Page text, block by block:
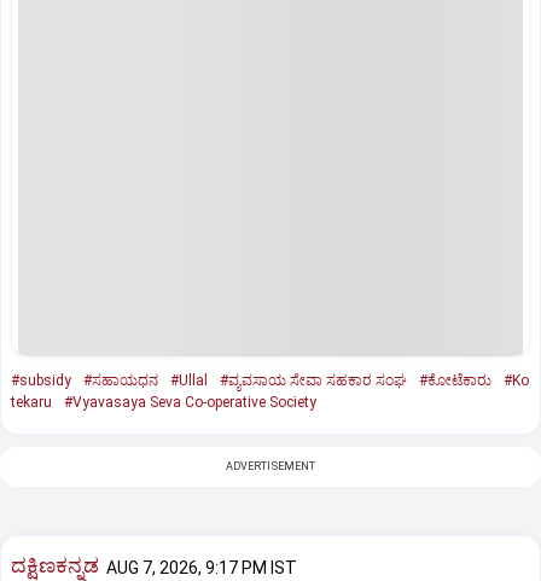
#subsidy #ಸಹಾಯಧನ #Ullal #ವ್ಯವಸಾಯ ಸೇವಾ ಸಹಕಾರ ಸಂಘ #ಕೋಟೆಕಾರು
#Ko
tekaru
#Vyavasaya Seva Co-operative Society
ADVERTISEMENT
ದಕ್ಷಿಣಕನ್ನಡ AUG 7, 2026, 9:17 PM IST